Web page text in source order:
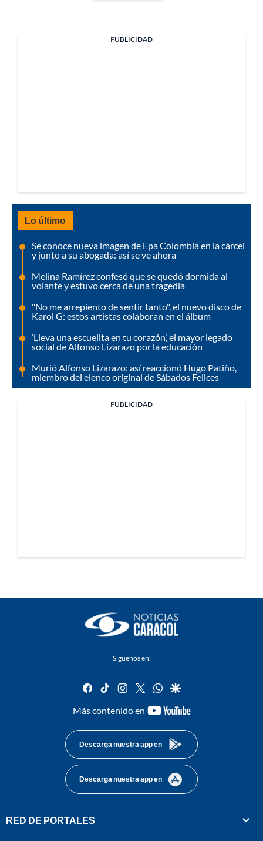
PUBLICIDAD
Lo último
Se conoce nueva imagen de Epa Colombia en la cárcel
y junto a su abogada: así se ve ahora
Melina Ramírez confesó que se quedó dormida al
volante y estuvo cerca de una tragedia
"No me arrepiento de sentir tanto", el nuevo disco de
Karol G: estos artistas colaboran en el álbum
‘Lleva una escuelita en tu corazón’, el mayor legado
social de Alfonso Lizarazo por la educación
Murió Alfonso Lizarazo: así reaccionó Hugo Patiño,
miembro del elenco original de Sábados Felices
PUBLICIDAD
Síguenos en:
facebook
tiktok instagram
twitterwhatsapp
google
Más contenido en
youtube-
Descarga nuestra app en
Descarga nuestra app en
RED DE PORTALES